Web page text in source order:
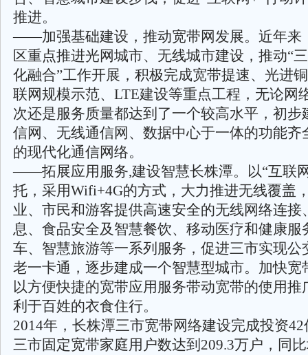
推进。
——加强基础建设，推动宽带网发展。近年来
区重点推进光网城市、无线城市建设，推动“
化融合”工作开展，积极完成宽带提速、光进
联网规模示范、LTE建设等重点工程，无论网
次还是服务质量都达到了一个较高水平，初步
信网、无线通信网、数据中心于一体的功能齐
的现代化通信网络。
——拓展应用服务,建设智慧长株潭。以“互联
托，采用Wifi+4G的方式，大力推进无线覆盖
业、市民和游客提供高速安全的无线网络连接
息、食品安全及智慧餐饮、移动医疗和健康服
车、智慧旅游等一系列服务，促进三市实现公
老一卡通，逐步建成一个智慧型城市。加快宽
以方便快捷的宽带应用服务带动宽带的使用推
利于百姓的衣食住行。
2014年，长株潭三市宽带网络建设完成投资
三市固定宽带家庭用户数达到209.3万户，同